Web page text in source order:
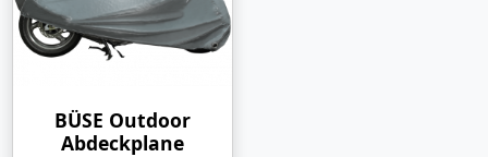
BÜSE Outdoor
Abdeckplane